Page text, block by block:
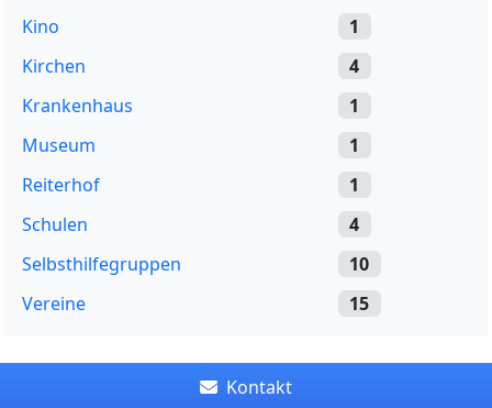
Kino
1
Kirchen
4
Krankenhaus
1
Museum
1
Reiterhof
1
Schulen
4
Selbsthilfegruppen
10
Vereine
15
Kontakt